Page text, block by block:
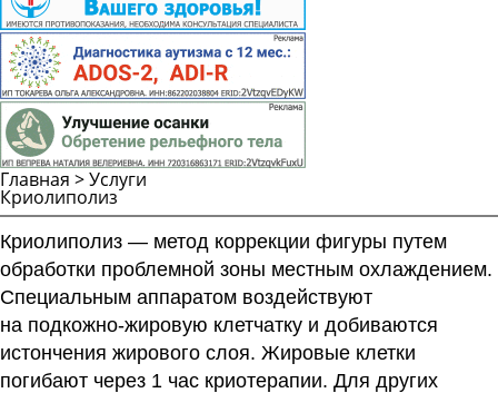
Главная >Услуги
Криолиполиз
Криолиполиз — метод коррекции фигуры путем
обработки проблемной зоны местным охлаждением.
Специальным аппаратом воздействуют
на подкожно-жировую клетчатку и добиваются
истончения жирового слоя. Жировые клетки
погибают через 1 час криотерапии. Для других